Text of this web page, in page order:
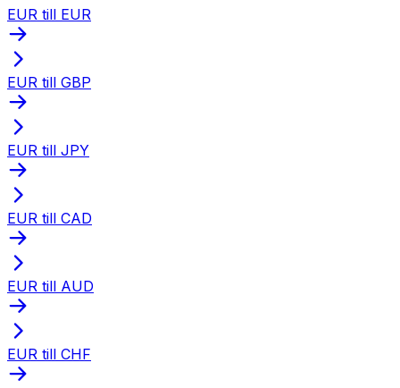
EUR till EUR
EUR till GBP
EUR till JPY
EUR till CAD
EUR till AUD
EUR till CHF